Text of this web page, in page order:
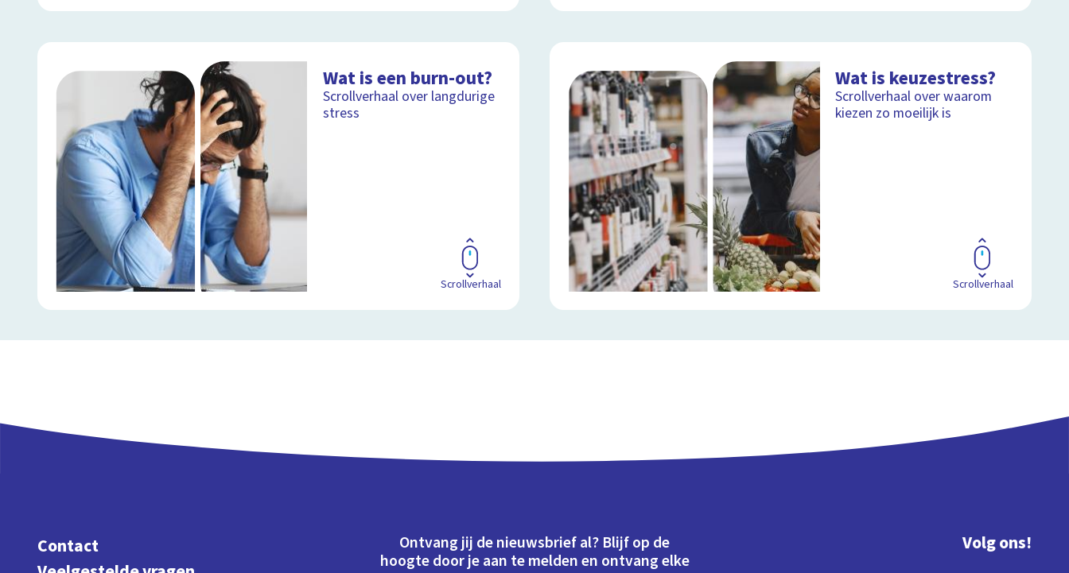
Wat is een burn-out?
Scrollverhaal over langdurige
stress
Scrollverhaal
Wat is keuzestress?
Scrollverhaal over waarom
kiezen zo moeilijk is
Scrollverhaal
Contact
Ontvang jij de nieuwsbrief al? Blijf op de
hoogte door je aan te melden en ontvang elke
Volg ons!